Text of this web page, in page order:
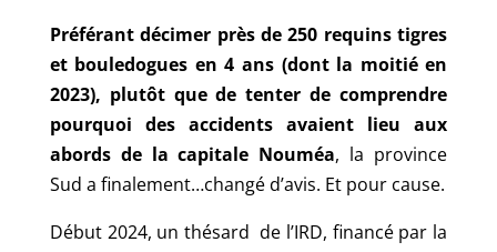
Préférant décimer près de 250 requins tigres
et bouledogues en 4 ans (dont la moitié en
2023), plutôt que de tenter de comprendre
pourquoi des accidents avaient lieu aux
abords de la capitale Nouméa, la province
Sud a finalement…changé d’avis. Et pour cause.
Début 2024, un thésard de l’IRD, financé par la